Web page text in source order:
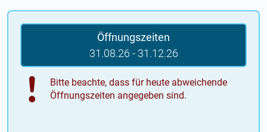
Hallenbad
Öffnungszeiten
31.08.26 - 31.12.26
Bitte beachte, dass für heute abweichende
Öffnungszeiten angegeben sind.